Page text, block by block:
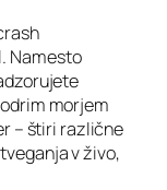
Namesto
morjem
– štiri različne
v živo,